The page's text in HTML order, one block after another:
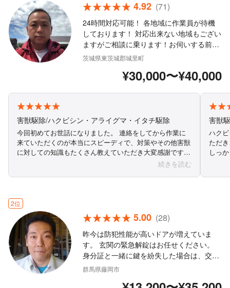
4.92 (71)
24時間対応可能！ 各地域に作業員が待機
しております！ 対応出来ない地域もござい
ますがご相談に乗ります！お伺いする前に
ある程度の料金をお伝え致します！ 、なる
がお伺い致します 防犯サムターンは破錠の
茨城県東茨城郡城里町
¥30,000〜¥40,000
害獣駆除/ハクビシン・アライグマ・イタチ駆除
今回初めてお世話になりました。 連絡をしてから作業に
来ていただくのが本当にスピーディで、対策やその他害獣
に対しての知識もたくさん教えていただき大変感謝です。
また作業も酷暑のなかでの作業で大変だったかと思います
続きを読む
害獣
ハク
ただき、
しっ
2位
5.00 (28)
昨今は防犯性能が高いドアが増えていま
す。 玄関の緊急解錠はお任せください。
身分証と一緒に鍵を紛失した場合は、交換
も必要です。 交換用のシリンダーも多数用
群馬県藤岡市